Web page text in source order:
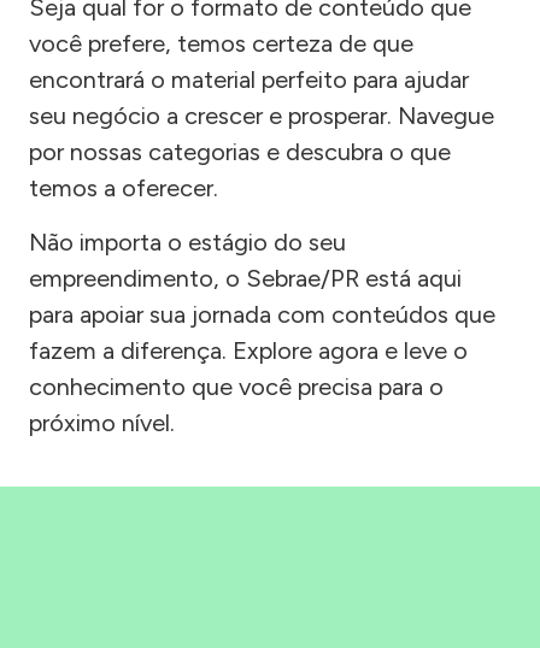
Seja qual for o formato de conteúdo que
você prefere, temos certeza de que
encontrará o material perfeito para ajudar
seu negócio a crescer e prosperar. Navegue
por nossas categorias e descubra o que
temos a oferecer.
Não importa o estágio do seu
empreendimento, o Sebrae/PR está aqui
para apoiar sua jornada com conteúdos que
fazem a diferença. Explore agora e leve o
conhecimento que você precisa para o
próximo nível.